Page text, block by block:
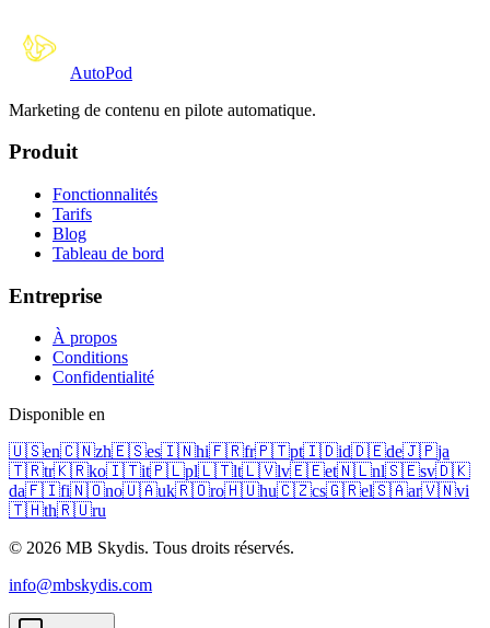
AutoPod
Marketing de contenu en pilote automatique.
Produit
Fonctionnalités
Tarifs
Blog
Tableau de bord
Entreprise
À propos
Conditions
Confidentialité
Disponible en
🇺🇸en🇨🇳zh🇪🇸es🇮🇳hi🇫🇷fr🇵🇹pt🇮🇩id🇩🇪de🇯🇵ja
🇹🇷tr🇰🇷ko🇮🇹it🇵🇱pl🇱🇹lt🇱🇻lv🇪🇪et🇳🇱nl🇸🇪sv🇩🇰
da🇫🇮fi🇳🇴no🇺🇦uk🇷🇴ro🇭🇺hu🇨🇿cs🇬🇷el🇸🇦ar🇻🇳vi
🇹🇭th🇷🇺ru
© 2026 MB Skydis. Tous droits réservés.
info@mbskydis.com